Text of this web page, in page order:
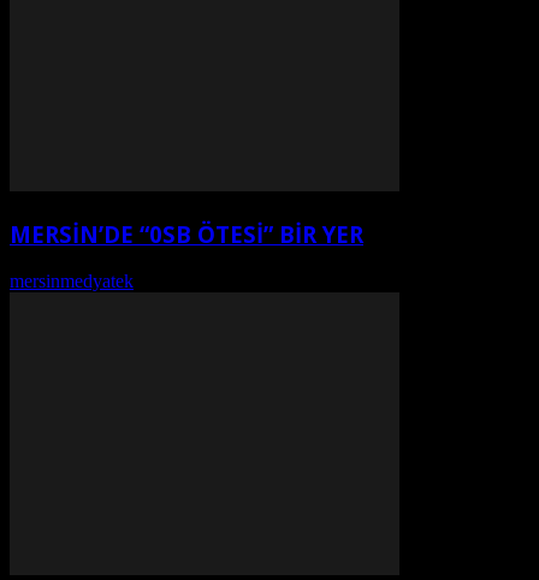
MERSİN’DE “0SB ÖTESİ” BİR YER
mersinmedyatek